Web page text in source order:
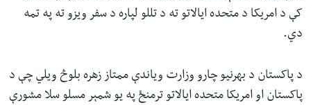
کې د امریکا د متحده ایالاتو ته د تللو لپاره د سفر ویزو ته په تمه
دي.
د پاکستان د بهرنیو چارو وزارت ویاندې ممتاز زهره بلوڅ ویلي چې د
پاکستان او امریکا متحده ایالاتو ترمنځ په یو شمېر مسلو سلا مشورې